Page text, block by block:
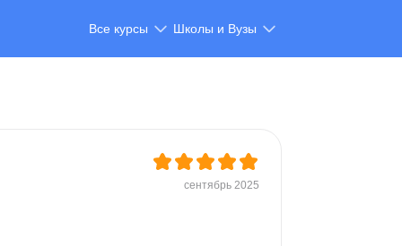
Все курсы Школы и Вузы
сентябрь 2025